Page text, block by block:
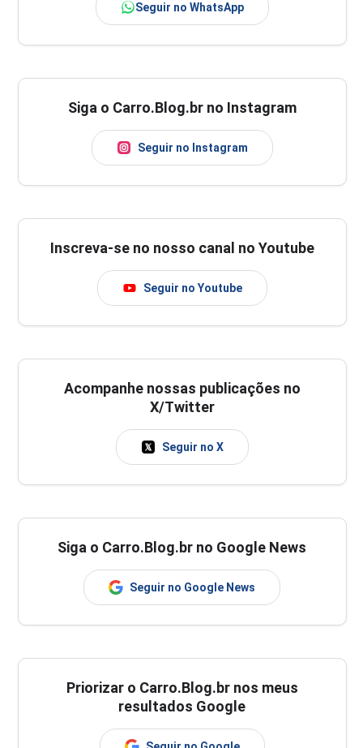
Seguir no WhatsApp
Siga o Carro.Blog.br no Instagram
Seguir no Instagram
Inscreva-se no nosso canal no Youtube
Seguir no Youtube
Acompanhe nossas publicações no
X/Twitter
Seguir no X
Siga o Carro.Blog.br no Google News
Seguir no Google News
Priorizar o Carro.Blog.br nos meus
resultados Google